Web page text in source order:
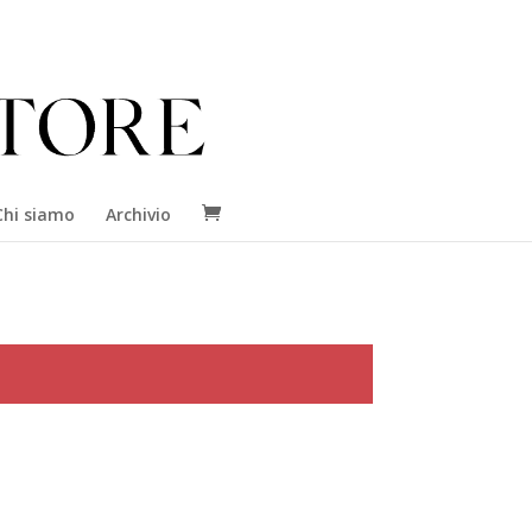
siamo Archivio